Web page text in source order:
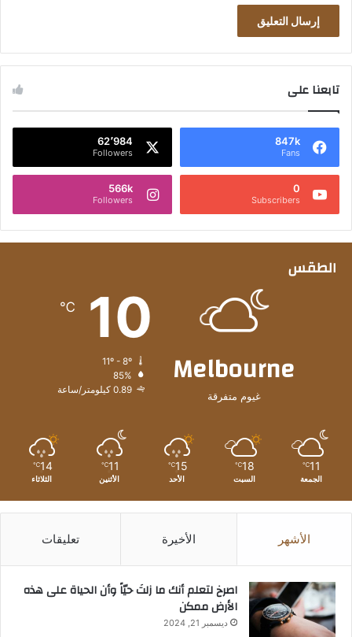
تابعنا على
847k
Fans
62٬984
Followers
0
Subscribers
566k
Followers
الطقس
Melbourne
غيوم متفرقة
10
℃
85%
0.89 كيلومتر/ساعة
11
℃
الجمعة
18
℃
السبت
15
℃
الأحد
11
℃
الأثنين
14
℃
الثلاثاء
الأشهر الأخيرة تعليقات
‫اصرخ لتعلم أنك ما زلتَ حيّاً وأن الحياة على هذه
الأرض ممكن
ديسمبر 21, 2024